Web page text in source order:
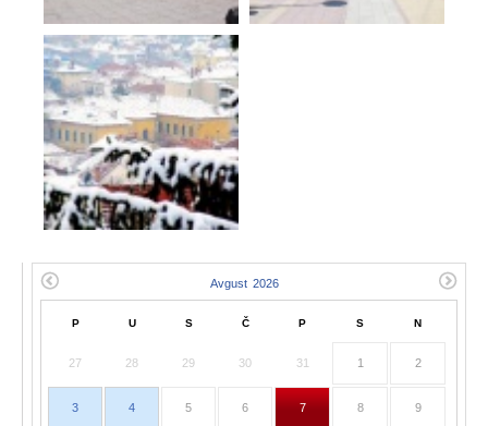
P U S Č P S N
27 28 29 30 31 1 2
3 4 5 6 7 8 9